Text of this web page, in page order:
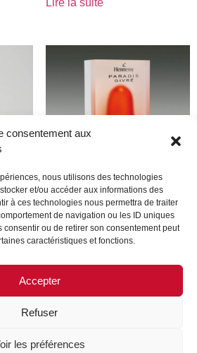
consentement aux
nous utilisons des technologies
et/ou accéder aux informations des
à ces technologies nous permettra de traiter
de navigation ou les ID uniques
consentir ou de retirer son consentement peut
caractéristiques et fonctions.
Accepter
Refuser
les préférences
Lire la suite
Produit
Lire la suite